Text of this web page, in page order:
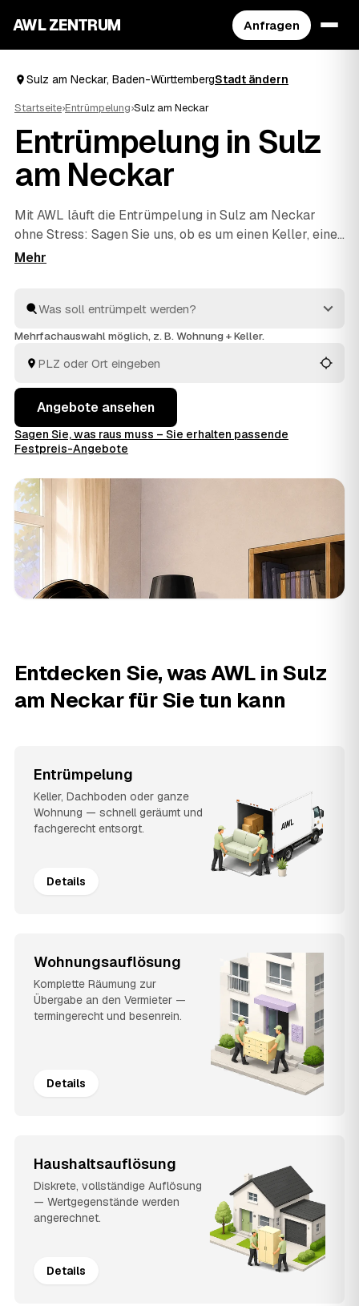
AWL ZENTRUM Anfragen
Sulz am Neckar, Baden-WürttembergStadt ändern
Startseite›Entrümpelung›Sulz am Neckar
Entrümpelung in Sulz
am Neckar
Mit AWL läuft die Entrümpelung in Sulz am Neckar
ohne Stress: Sagen Sie uns, ob es um einen Keller, eine
ganze Wohnung, ein Haus oder eine Messie-Wohnung
Ihrer Nähe – von Sulz am Neckar bis
Oberndorf am Neckar. So sparen Sie sich das einzelne
passt.
Mehrfachauswahl möglich, z. B. Wohnung + Keller.
Angebote ansehen
Sagen Sie, was raus muss – Sie erhalten passende
Festpreis-Angebote
Entdecken Sie, was AWL in Sulz
am Neckar für Sie tun kann
Entrümpelung
Keller, Dachboden oder ganze
Wohnung — schnell geräumt und
fachgerecht entsorgt.
Details
Wohnungsauflösung
Komplette Räumung zur
Übergabe an den Vermieter —
termingerecht und besenrein.
Details
Haushaltsauflösung
Diskrete, vollständige Auflösung
— Wertgegenstände werden
angerechnet.
Details